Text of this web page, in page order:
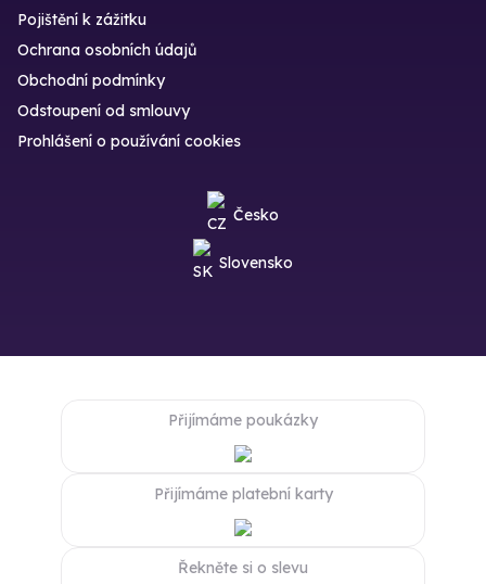
Pojištění k zážitku
Ochrana osobních údajů
Obchodní podmínky
Odstoupení od smlouvy
Prohlášení o používání cookies
Česko
Slovensko
Přijímáme poukázky
Přijímáme platební karty
Řekněte si o slevu